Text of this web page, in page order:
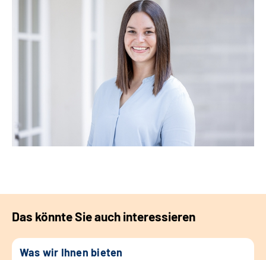
Das könnte Sie auch interessieren
Was wir Ihnen bieten